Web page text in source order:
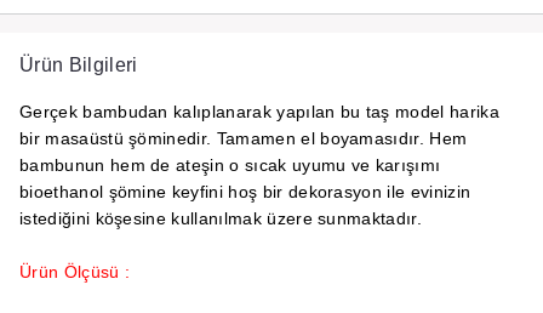
Ürün Bilgileri
Gerçek bambudan kalıplanarak yapılan bu taş model harika
bir masaüstü şöminedir. Tamamen el boyamasıdır. Hem
bambunun hem de ateşin o sıcak uyumu ve karışımı
bioethanol şömine keyfini hoş bir dekorasyon ile evinizin
istediğini köşesine kullanılmak üzere sunmaktadır.
Ürün Ölçüsü :